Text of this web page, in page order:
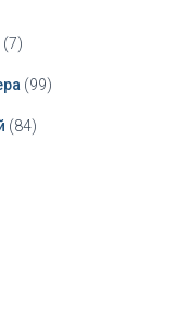
(7)
(99)
(84)